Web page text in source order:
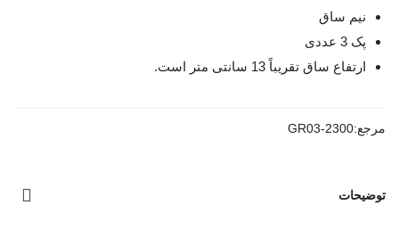
نیم ساق
پک 3 عددی
ارتفاع ساق تقریباً 13 سانتی متر است.
مرجع:GR03-2300
توضیحات